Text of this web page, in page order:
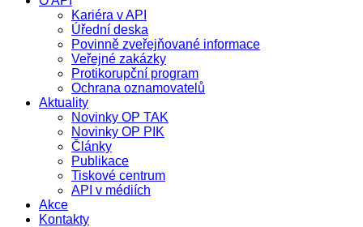
Kariéra v API
Úřední deska
Povinně zveřejňované informace
Veřejné zakázky
Protikorupční program
Ochrana oznamovatelů
Aktuality
Novinky OP TAK
Novinky OP PIK
Články
Publikace
Tiskové centrum
API v médiích
Akce
Kontakty